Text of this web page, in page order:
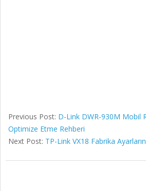
Previous Post: D-Link DWR-930M Mobil
Optimize Etme Rehberi
Next Post: TP-Link VX18 Fabrika